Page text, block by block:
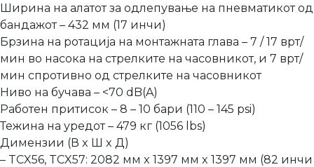
Ширина на алатот за одлепување на пневматикот од
бандажот – 432 мм (17 инчи)
Брзина на ротација на монтажната глава – 7 / 17 врт/
мин во насока на стрелките на часовникот, и 7 врт/
мин спротивно од стрелките на часовникот
Ниво на бучава – <70 dB(A)
Работен притисок – 8 – 10 бари (110 – 145 psi)
Тежина на уредот – 479 кг (1056 lbs)
Димензии (В x Ш x Д)
– TCX56, TCX57: 2082 мм x 1397 мм x 1397 мм (82 инчи